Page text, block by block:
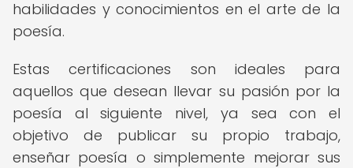
habilidades y conocimientos en el arte de la
poesía.
Estas certificaciones son ideales para
aquellos que desean llevar su pasión por la
poesía al siguiente nivel, ya sea con el
objetivo de publicar su propio trabajo,
enseñar poesía o simplemente mejorar sus